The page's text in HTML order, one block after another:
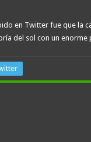
en Twitter fue que la
del sol con un enorme